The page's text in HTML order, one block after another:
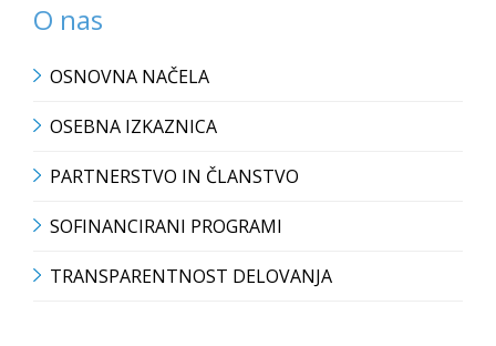
O nas
OSNOVNA NAČELA
OSEBNA IZKAZNICA
PARTNERSTVO IN ČLANSTVO
SOFINANCIRANI PROGRAMI
TRANSPARENTNOST DELOVANJA